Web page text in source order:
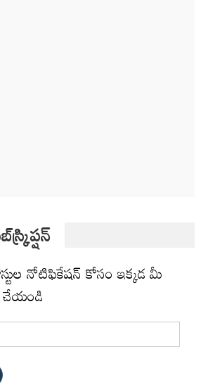
నోటిఫికేషన్ కోసం ఇక్కడ మీ